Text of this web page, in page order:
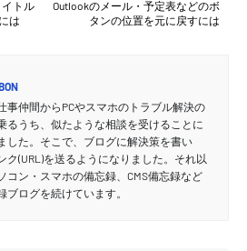
Outlookのメール・予定表などのボ
タンの位置を元に戻すには
トル
は
事仲間からPCやスマホのトラブル解決の
るうち、似たような相談を受けることに
した。そこで、ブログに解決策を書い
ク(URL)を送るようになりました。それ以
コン・スマホの備忘録、CMS備忘録など
ブログを続けています。